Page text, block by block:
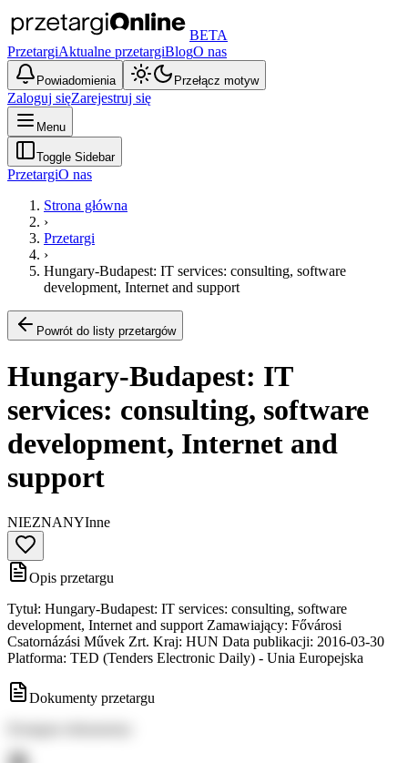
BETA
PrzetargiAktualne przetargiBlogO nas
Powiadomienia Przełącz motyw
Zaloguj sięZarejestruj się
Menu
Toggle Sidebar
PrzetargiO nas
Strona główna
›
Przetargi
›
Hungary-Budapest: IT services: consulting, software
development, Internet and support
Powrót do listy przetargów
Hungary-Budapest: IT
services: consulting, software
development, Internet and
support
NIEZNANYInne
Opis przetargu
Tytuł: Hungary-Budapest: IT services: consulting, software
development, Internet and support Zamawiający: Fővárosi
Csatornázási Művek Zrt. Kraj: HUN Data publikacji: 2016-03-30
Platforma: TED (Tenders Electronic Daily) - Unia Europejska
Dokumenty przetargu